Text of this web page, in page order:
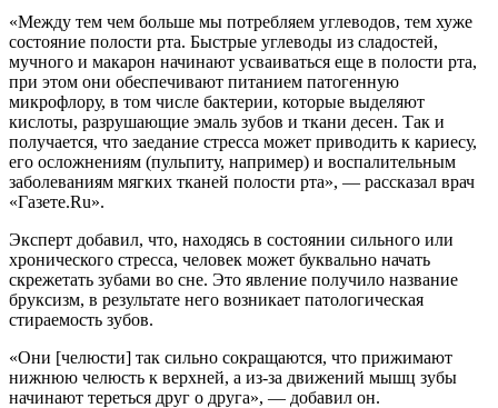
«Между тем чем больше мы потребляем углеводов, тем хуже
состояние полости рта. Быстрые углеводы из сладостей,
мучного и макарон начинают усваиваться еще в полости рта,
при этом они обеспечивают питанием патогенную
микрофлору, в том числе бактерии, которые выделяют
кислоты, разрушающие эмаль зубов и ткани десен. Так и
получается, что заедание стресса может приводить к кариесу,
его осложнениям (пульпиту, например) и воспалительным
заболеваниям мягких тканей полости рта», — рассказал врач
«Газете.Ru».
Эксперт добавил, что, находясь в состоянии сильного или
хронического стресса, человек может буквально начать
скрежетать зубами во сне. Это явление получило название
бруксизм, в результате него возникает патологическая
стираемость зубов.
«Они [челюсти] так сильно сокращаются, что прижимают
нижнюю челюсть к верхней, а из-за движений мышц зубы
начинают тереться друг о друга», — добавил он.